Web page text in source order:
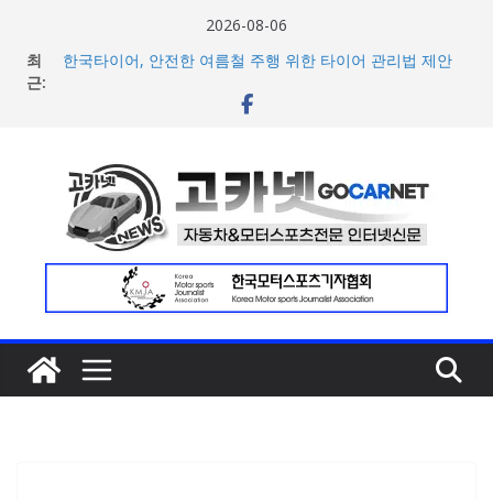
2026-08-06
최
근:
한국타이어, 안전한 여름철 주행 위한 타이어 관리법 제안
현대차, 8세대 완전변경 ‘디 올 뉴 아반떼’ 주요 사양 및 가격
공개… 본격 계약 개시
2026년 7월 국내 수입 승용차 신규 등록 전년 대비 14.3%
증가